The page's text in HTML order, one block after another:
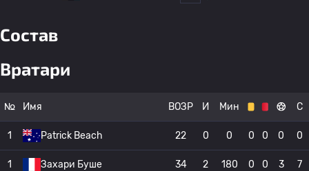
Состав
Вратари
№ Имя ВОЗР И Мин С
1 Patrick Beach 22 0 0 0 0 0 0
1 Захари Буше 34 2 180 0 0 3 7